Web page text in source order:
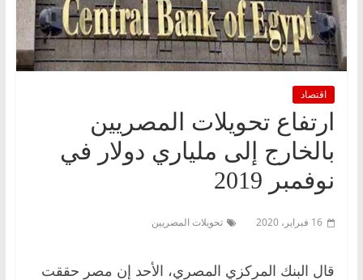
اقتصاد
ارتفاع تحويلات المصريين
بالخارج إلى ملياري دولار في
نوفمبر 2019
16 فبراير، 2020 تحويلات المصريين
قال البنك المركزي المصري، الأحد إن مصر حققت